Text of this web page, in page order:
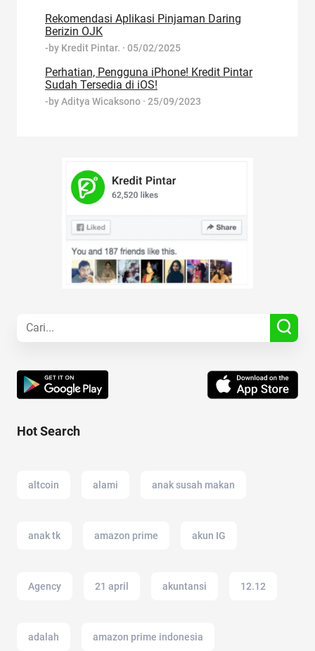
Rekomendasi Aplikasi Pinjaman Daring
Berizin OJK
-by Kredit Pintar. · 05/02/2025
Perhatian, Pengguna iPhone! Kredit Pintar
Sudah Tersedia di iOS!
-byAditya Wicaksono · 25/09/2023
Hot Search
altcoin alami anak susah makan
anak tk amazon prime akun IG
Agency 21 april akuntansi 12.12
adalah amazon prime indonesia